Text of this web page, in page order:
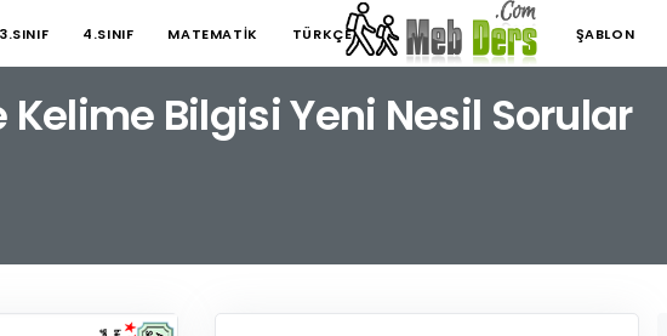
3.SINIF 4.SINIF MATEMATIK TÜRKÇE ŞABLON
Kelime Bilgisi Yeni Nesil Sorular